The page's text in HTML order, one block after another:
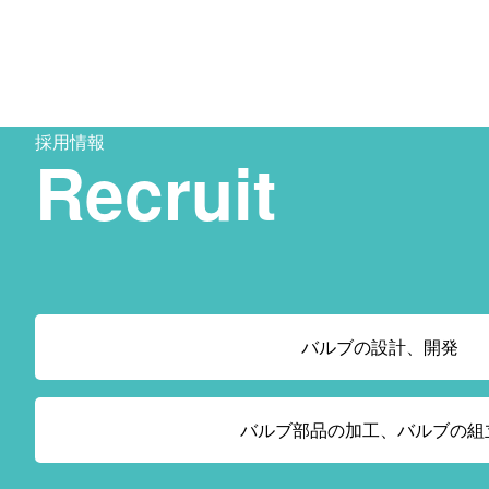
採用情報
Recruit
バルブの設計、開発
バルブ部品の加工、バルブの